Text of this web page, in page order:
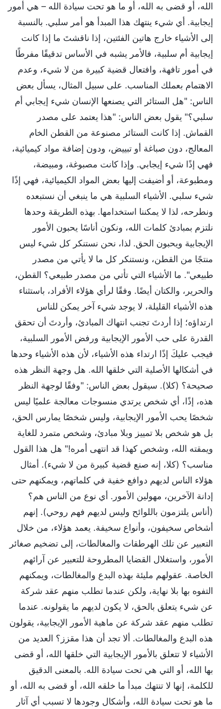
الله، أو قضى به الله، أو ما هو تحت سيادة الله – هي أمور
إيجابية. أي شيء ينتهك هذا المبدأ هو أمر سلبي. بالنسبة
إلى الأشياء خارج هاتين الفئتين، إذا ناقشتَ ما إذا كانت
إيجابية أم سلبية، فالأمر يشبه في الأساس تدقيقًا مفرطًا
في أمور تافهة، وافتعال قضية كبيرة من لا شيء، وعدم
الاهتمام بعملك المناسب. على سبيل المثال، يسأل بعض
الناس: "هل الستائر التي يصنعها الإنسان شيء إيجابي أم
سلبي؟" يقول بعض الناس: "هذا يعتمد على مصدر
القماش. إذا كانت الستائر مصنوعة من القطن الخام
المعالج، دون صباغة أو تبييض، ودون إضافة مواد كيميائية،
فهي إذًا شيء إيجابي. وإذا كانت مصبوغة، ومبيضة،
ومطبوعة، أو أضيفت إليها بعض المواد الكيميائية، فهي إذًا
شيء سلبي. الأشياء السلبية هي ما ينبغي أن نستبعده
ونطرحه، لذا لا يمكننا استخدامها. بهذه الطريقة وحدها
نلتزم بمبادئ كلمات الله، ونكون أناسًا يحبون الأمور
الإيجابية ويحبون الحق. لذا، نحن نستنكر كل شيء ليس
منتجًا من القطن، ونستنكر كل ما لا يأتي من مصدر
طبيعي". ما الأشياء التي تأتي من مصدر طبيعي؟ القطن،
والحرير، والكتان أيضًا. وفقًا لرأي هؤلاء الأفراد، باستثناء
هذه الأشياء القليلة، لا يوجد شيء آخر يمكن للناس
ارتداؤه؛ إذا أردتَ تجنب انتهاك المبادئ، وأردتَ أن تحقق
القدرة على حب الأمور الإيجابية ورفض الأمور السلبية،
فيجب عليكَ إذًا ارتداء هذه الأشياء، لأن هذه الأشياء وحدها
في أشكالها الأصلية التي خلقها الله. هل وجهة النظر هذه
صحيحة؟ (كلا). سيقول بعض الناس: "وفقًا لوجهة النظر
هذه، إذًا، أي شخص يرتدي منسوجات معالجة علميًا ليس
شخصًا يحب الأمور الإيجابية، وليس شخصًا يمارس الحق،
بل هو شخص بلا تمييز وبلا مبادئ، وشخص متمرد للغاية
ويمقته الله، وشخص كهذا قد انتهى أمره!" هل هذا القول
مناسب؟ (كلا، إنه صنع قضية كبيرة من لا شيء). أمثال
هؤلاء الناس لديهم دوافع خفية في كلماتهم، ويمكنهم حتى
إدانة الآخرين، مهولين الأمور. أي نوع من الناس هم؟
(أناس يلتزمون باللوائح وليس لديهم فهم روحي). إنهم
أشخاص سخيفون، وأنواع سخيفة. يعمد هؤلاء، من خلال
التعبير عن تلك الهرطقات والمغالطات، إلى تضخيم صغائر
الأمور، واستغلال القضايا المطروحة للتعبير عن آرائهم
الخاصة. عقولهم مليئة بهذه البدع والمغالطات، ويمكنهم
التفوه بها بلا نهاية، ولكن عندما تطلب منهم عقد شركة
عن شيء يتعلق بالحق، لا يكون لديهم ما يقولونه. عندما
تطلب منهم عقد شركة عن ماهية الأمور الإيجابية، يقولون
هذه البدع والمغالطات. ألا تجد أن هذا مقزز؟ العديد من
الأشياء لا تتعلق بالأمور الإيجابية التي خلقها الله، أو قضى
بها الله، أو التي هي تحت سيادة الله. بالمعنى الدقيق
للكلمة، إنها لا تنتهك مبدأ ما خلقه الله، أو قضى به الله، أو
ما هو تحت سيادة الله، وأشكال وجودها لا تسبب أي آثار